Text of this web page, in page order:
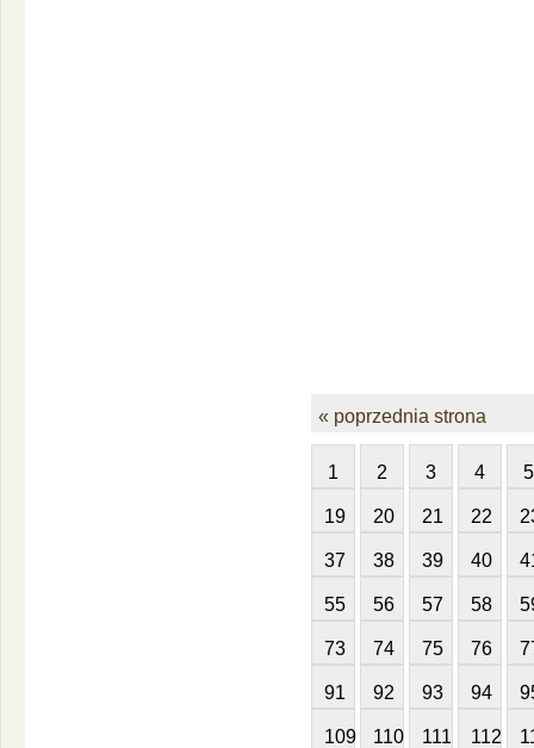
« poprzednia strona
1 2 3 4 5
19 20 21 22
37 38 39 40
55 56 57 58
73 74 75 76
91 92 93 94
109 110 111 112